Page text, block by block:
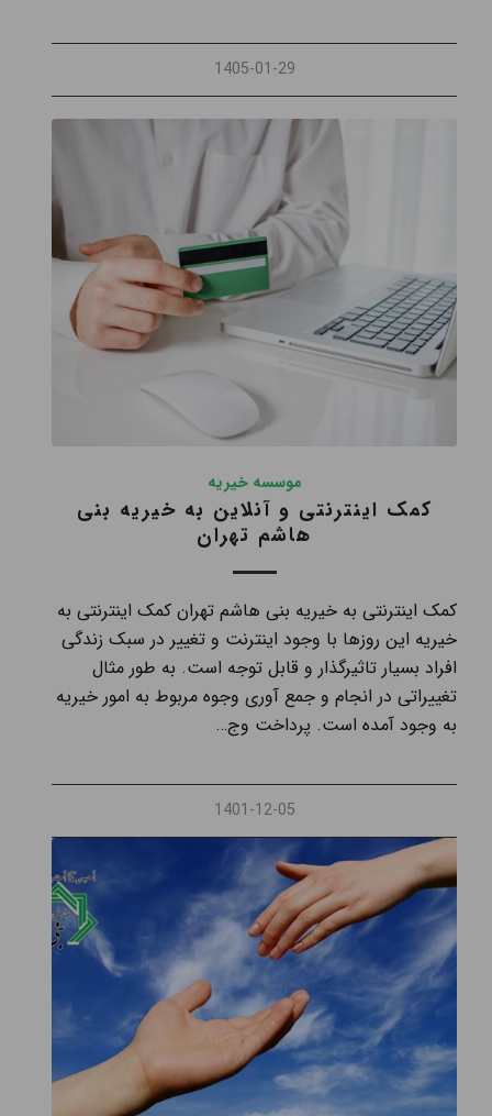
1405-01-29
موسسه خیریه
کمک اینترنتی و آنلاین به خیریه بنی
هاشم تهران
کمک اینترنتی به خیریه بنی هاشم تهران کمک اینترنتی به
خیریه این ‌روزها با وجود اینترنت و تغییر در سبک زندگی
افراد بسیار تاثیرگذار و قابل توجه است. به طور مثال
تغییراتی در انجام و جمع‌ آوری وجوه مربوط به امور خیریه
به وجود آمده است. پرداخت وج…
1401-12-05